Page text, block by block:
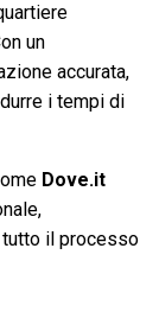
un
accurata,
i tempi di
Dove.it
il processo